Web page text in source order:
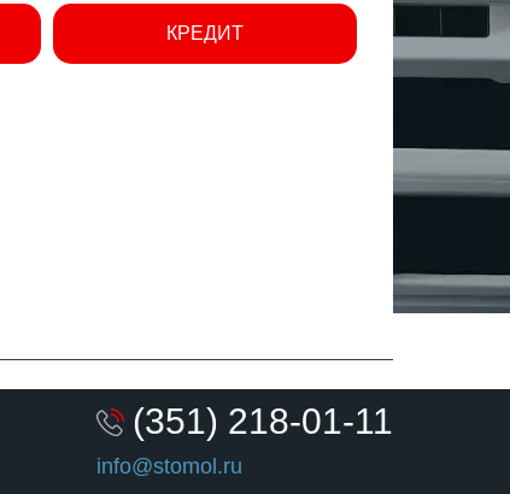
КРЕДИТ
(351) 218-01-11
info@stomol.ru